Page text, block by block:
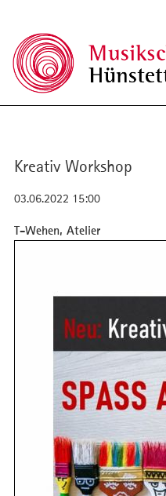
Kreativ Workshop
03.06.2022 15:00
T-Wehen, Atelier